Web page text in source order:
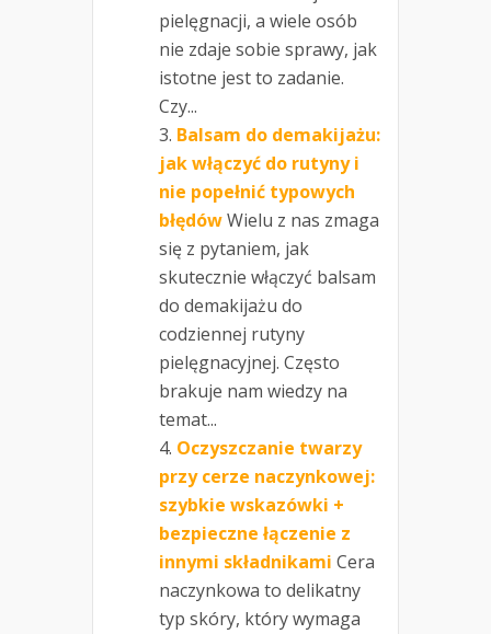
pielęgnacji, a wiele osób
nie zdaje sobie sprawy, jak
istotne jest to zadanie.
Czy...
Balsam do demakijażu:
jak włączyć do rutyny i
nie popełnić typowych
błędówWielu z nas zmaga
się z pytaniem, jak
skutecznie włączyć balsam
do demakijażu do
codziennej rutyny
pielęgnacyjnej. Często
brakuje nam wiedzy na
temat...
Oczyszczanie twarzy
przy cerze naczynkowej:
szybkie wskazówki +
bezpieczne łączenie z
innymi składnikami Cera
naczynkowa to delikatny
typ skóry, który wymaga